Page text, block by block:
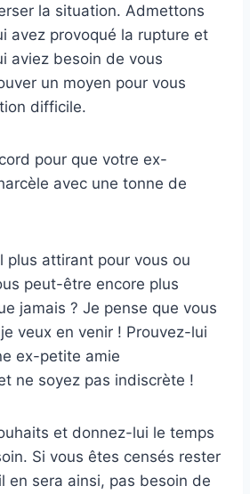
la situation. Admettons
avez provoqué la rupture et
aviez besoin de vous
un moyen pour vous
difficile.
pour que votre ex-
avec une tonne de
plus attirant pour vous ou
peut-être encore plus
jamais ? Je pense que vous
veux en venir ! Prouvez-lui
ex-petite amie
ne soyez pas indiscrète !
et donnez-lui le temps
Si vous êtes censés rester
en sera ainsi, pas besoin de